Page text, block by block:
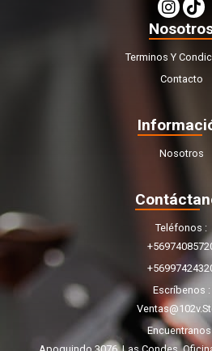
Terminos Y
Contacto
Nosotros
Teléfonos
Escríbenos